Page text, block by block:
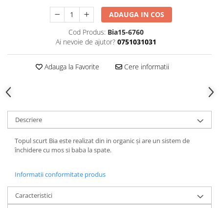
ADAUGA IN COS
Cod Produs: Bia15-6760
Ai nevoie de ajutor? 0751031031
Adauga la Favorite Cere informatii
Descriere
Topul scurt Bia este realizat din in organic și are un sistem de
închidere cu mos si baba la spate.
Informatii conformitate produs
Caracteristici